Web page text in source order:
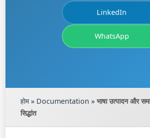
LinkedIn
WhatsApp
होम» Documentation » भाषा उत्पादन और
सिद्धांत